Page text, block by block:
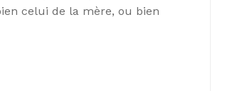
celui de la mère, ou bien